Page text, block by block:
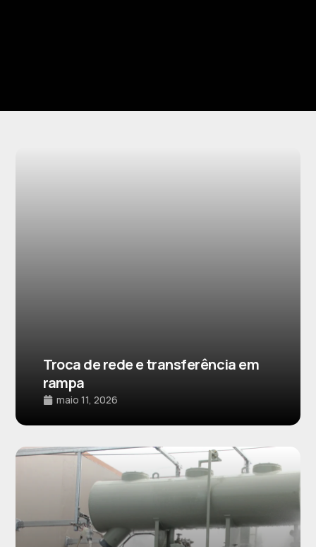
Troca de rede e transferência em
rampa
maio 11, 2026